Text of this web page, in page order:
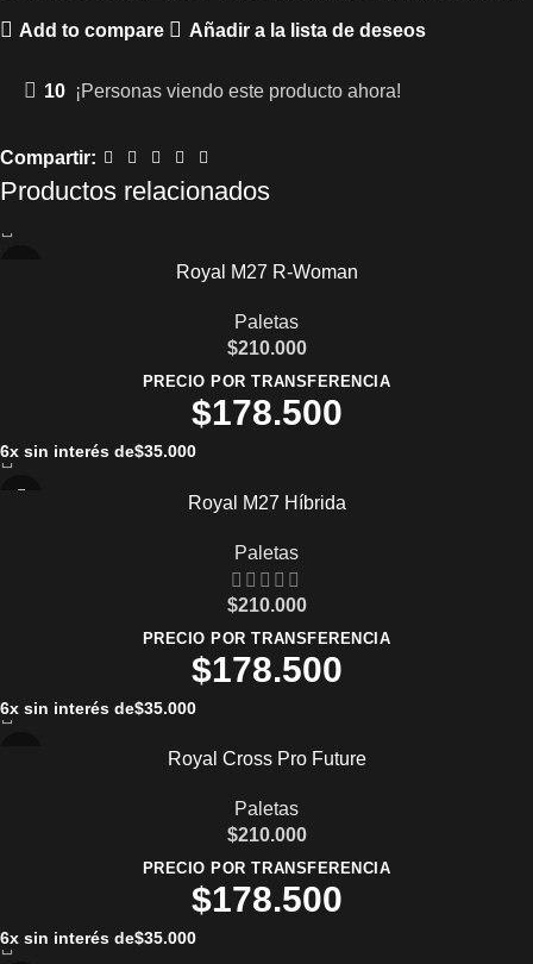
Add to compare Añadir a la lista de deseos
10 ¡Personas viendo este producto ahora!
Compartir:
Productos relacionados
Royal M27 R-Woman
Paletas
$210.000
PRECIO POR TRANSFERENCIA
$178.500
6x sin interés de$35.000
Royal M27 Híbrida
Paletas
$210.000
PRECIO POR TRANSFERENCIA
$178.500
6x sin interés de$35.000
Royal Cross Pro Future
Paletas
$210.000
PRECIO POR TRANSFERENCIA
$178.500
6x sin interés de$35.000